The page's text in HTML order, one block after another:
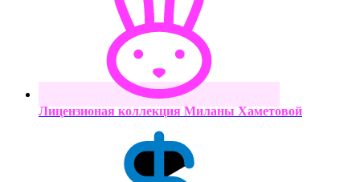
Лицензионая коллекция Миланы Хаметовой